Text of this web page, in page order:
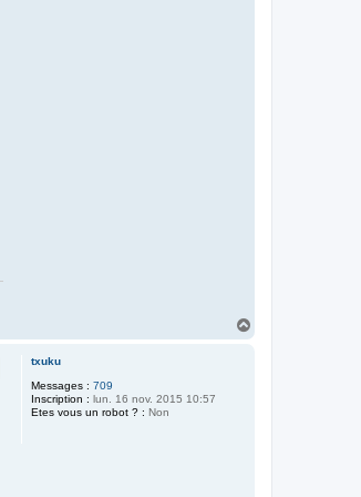
txuku
Messages : 709
Inscription : lun. 16 nov. 2015 10:57
Etes vous un robot ? : Non